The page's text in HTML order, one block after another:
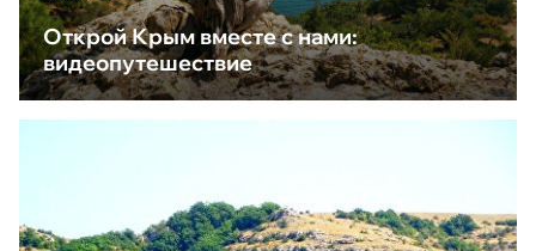
Открой Крым вместе с нами:
видеопутешествие